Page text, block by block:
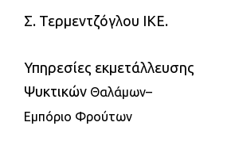
Σ. Τερμεντζόγλου ΙΚΕ.
Υπηρεσίες εκμετάλλευσης
Ψυκτικών Θαλάμων–
Εμπόριο Φρούτων